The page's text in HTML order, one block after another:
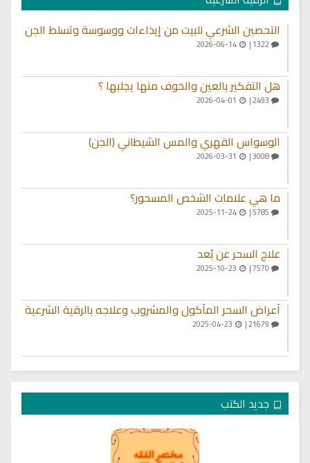
التحصين الشرعي للبيت من إيذاءات ووسوسة وتسلط الجن
2026-06-14
هل التفكير بالعين والخوف منها يجلبها ؟
الوسواس القهري والمس الشيطاني (الجن)
3008 |
ما هي علامات الشخص المسحور؟
2025-11-24
علاج السحر عن بُعد
أعراض السحر المأكول والمشروب وعلاجه بالرقية الشرعية
جديد الكتب